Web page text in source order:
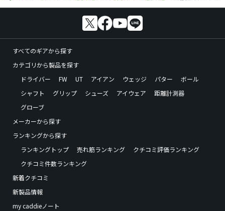
すべてのギアから探す
カテゴリから製品を探す
ドライバー
FW UT アイアン ウェッジ パター
ボール
シャフト
グリップ シューズ アイウェア
距離計測器
グローブ
メーカーから探す
ランキングから探す
ランキングトップ
売れ筋ランキング
クチコミ評価ランキング
クチコミ件数ランキング
新着クチコミ
新製品情報
my caddieノート